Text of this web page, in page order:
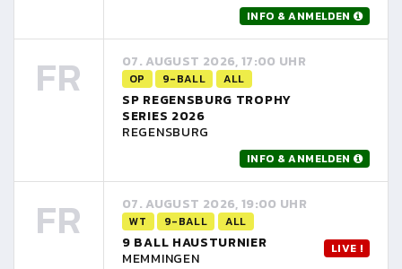
INFO & ANMELDEN
FR 07. AUGUST 2026, 17:00 UHR
OP 9-BALL ALL
SP REGENSBURG TROPHY
SERIES 2026
REGENSBURG
INFO & ANMELDEN
FR 07. AUGUST 2026, 19:00 UHR
WT 9-BALL ALL
9 BALL HAUSTURNIER
MEMMINGEN
LIVE !